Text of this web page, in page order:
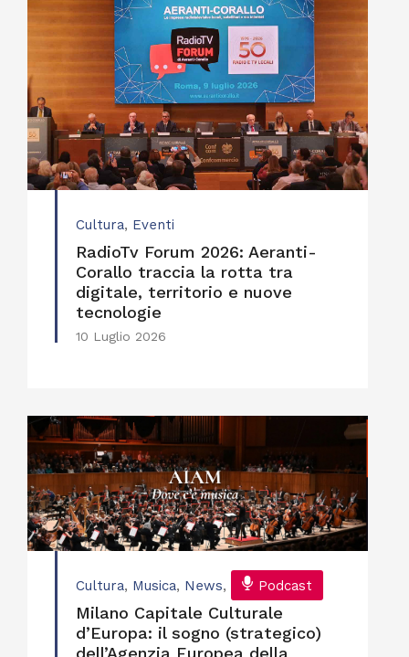
Cultura, Eventi
RadioTv Forum 2026: Aeranti-
Corallo traccia la rotta tra
digitale, territorio e nuove
tecnologie
10 Luglio 2026
Cultura, Musica, News, Podcast
Milano Capitale Culturale
d’Europa: il sogno (strategico)
dell’Agenzia Europea della